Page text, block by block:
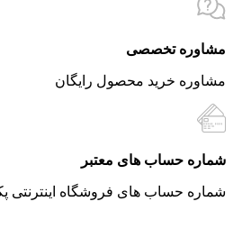
مشاوره تخصصی
مشاوره خرید محصول رایگان
شماره حساب های معتبر
شماره حساب های فروشگاه اینترنتی